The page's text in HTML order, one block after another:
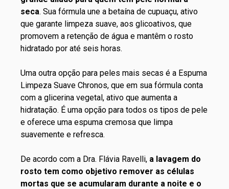
seca. Sua fórmula une a betaína de cupuaçu, ativo
que garante limpeza suave, aos glicoativos, que
promovem a retenção de água e mantêm o rosto
hidratado por até seis horas.
Uma outra opção para peles mais secas é a Espuma
Limpeza Suave Chronos, que em sua fórmula conta
com a glicerina vegetal, ativo que aumenta a
hidratação. É uma opção para todos os tipos de pele
e oferece uma espuma cremosa que limpa
suavemente e refresca.
De acordo com a Dra. Flávia Ravelli, a lavagem do
rosto tem como objetivo remover as células
mortas que se acumularam durante a noite e o